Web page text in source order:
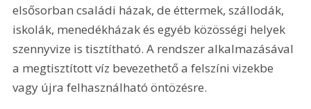
elsősorban családi házak, de éttermek, szállodák,
iskolák, menedékházak és egyéb közösségi helyek
szennyvize is tisztítható. A rendszer alkalmazásával
a megtisztított víz bevezethető a felszíni vizekbe
vagy újra felhasználható öntözésre.